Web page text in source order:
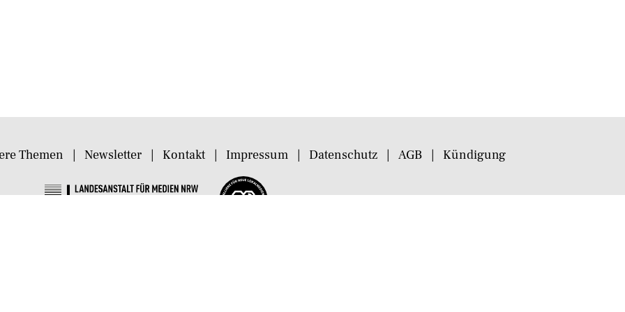
Themen Newsletter Kontakt Impressum Datenschutz AGB Kündigung